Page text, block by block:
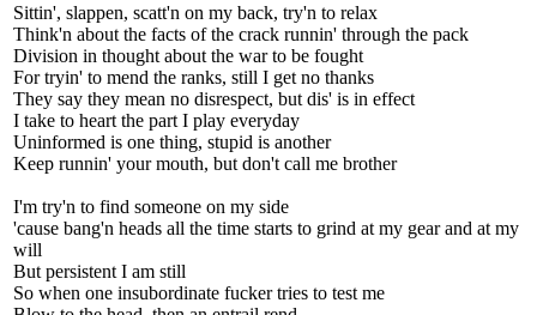
Sittin', slappen, scatt'n on my back, try'n to relax
Think'n about the facts of the crack runnin' through the pack
Division in thought about the war to be fought
For tryin' to mend the ranks, still I get no thanks
They say they mean no disrespect, but dis' is in effect
I take to heart the part I play everyday
Uninformed is one thing, stupid is another
Keep runnin' your mouth, but don't call me brother
I'm try'n to find someone on my side
'cause bang'n heads all the time starts to grind at my gear and at my
will
But persistent I am still
So when one insubordinate fucker tries to test me